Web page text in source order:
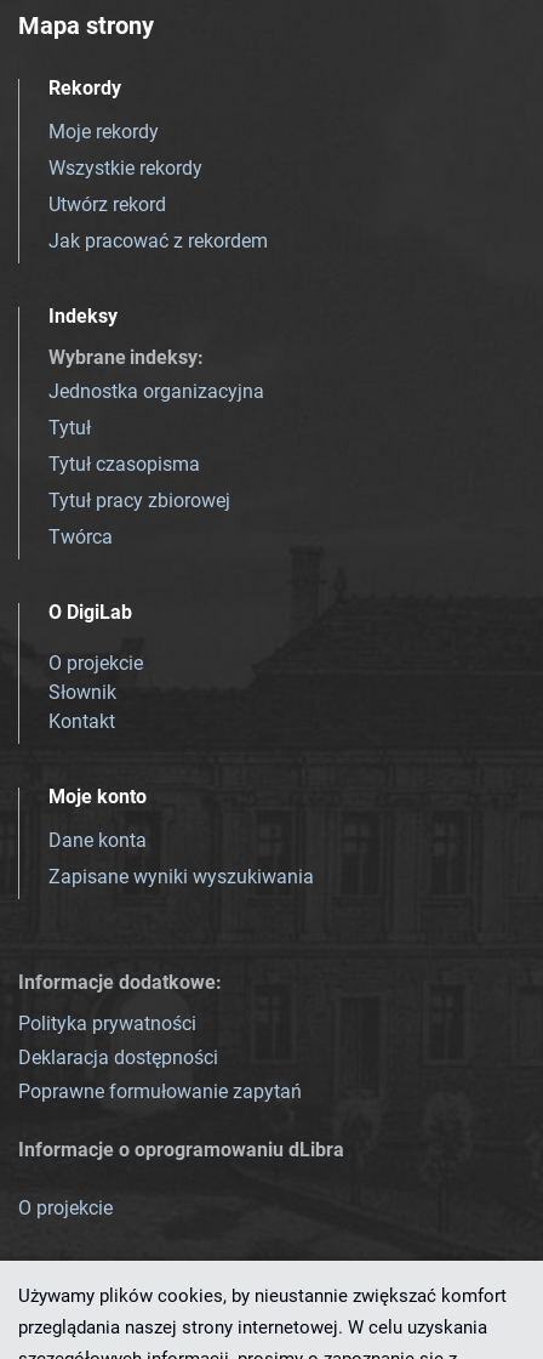
Mapa strony
Rekordy
Moje rekordy
Wszystkie rekordy
Utwórz rekord
Jak pracować z rekordem
Indeksy
Wybrane indeksy:
Jednostka organizacyjna
Tytuł
Tytuł czasopisma
Tytuł pracy zbiorowej
Twórca
O DigiLab
O projekcie
Słownik
Kontakt
Moje konto
Dane konta
Zapisane wyniki wyszukiwania
Informacje dodatkowe:
Polityka prywatności
Deklaracja dostępności
Poprawne formułowanie zapytań
Informacje o oprogramowaniu dLibra
O projekcie
Używamy plików cookies, by nieustannie zwiększać komfort
przeglądania naszej strony internetowej. W celu uzyskania